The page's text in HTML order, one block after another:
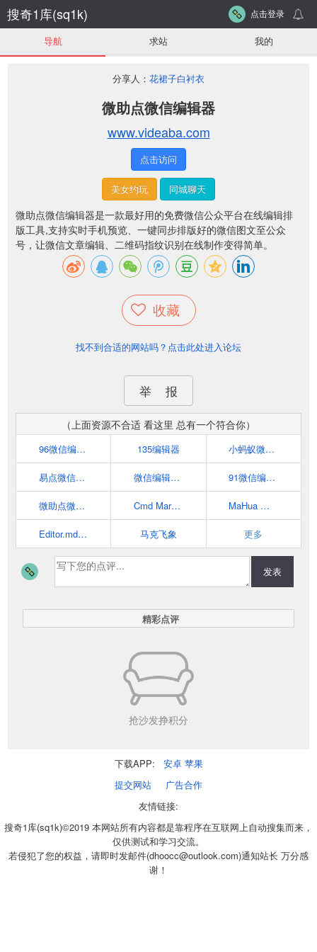
搜奇1库(sq1k) 点击登录
导航 求站 我的
分享人： 花裙子白衬衣
微助点微信编辑器
www.videaba.com
点击访问
美女约玩 同城聊天
微助点微信编辑器是一款最好用的免费微信公众平台在线编辑排
版工具,支持实时手机预览、一键同步排版好的微信图文至公众
号，让微信文章编辑、二维码指纹识别在线制作变得简单。
收藏
找不到合适的网站吗？点击此处进入论坛
举 报
（上面资源不合适 看这里 总有一个符合你）
96微信编辑器 135编辑器 小蚂蚁微信编辑器
易点微信编辑器 微信编辑器_i排版 91微信编辑器
微助点微信编辑器 Cmd Markdown 编辑阅读器 MaHua 在线markdown编辑器
Editor.md - 开源在线 Markdown 编辑器 马克飞象 更多
发表
精彩点评
抢沙发挣积分
下载APP: 安卓 苹果
提交网站
广告合作
友情链接:
搜奇1库(sq1k)©2019 本网站所有内容都是靠程序在互联网上自动搜集而来，
仅供测试和学习交流。
若侵犯了您的权益，请即时发邮件(dhoocc@outlook.com)通知站长 万分感
谢！